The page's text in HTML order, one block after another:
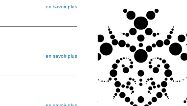
en savoir plus
en savoir plus